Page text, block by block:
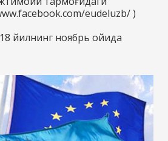
eudeluzb/ )
йилнинг ноябрь ойида